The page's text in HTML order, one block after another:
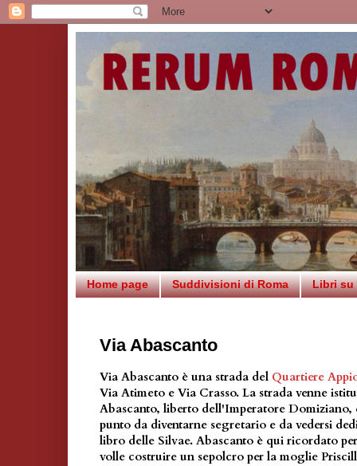
Home page Suddivisioni di Roma Libri su
Via Abascanto
Via Abascanto è una strada del Quartiere
Via Atimeto e Via Crasso. La strada venne
Abascanto, liberto dell'Imperatore Domiziano,
punto da diventarne segretario e da vedersi
libro delle Silvae. Abascanto è qui ricordato
volle costruire un sepolcro per la moglie